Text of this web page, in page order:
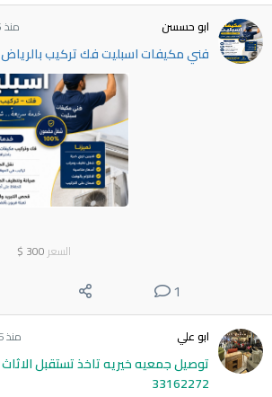
ابو حسسن منذ 5 ساعات
فني مكيفات اسبليت فك تركيب بالرياض 0502100159
السعر 300
$
1
ابو علي منذ 6 ساعات
33162272